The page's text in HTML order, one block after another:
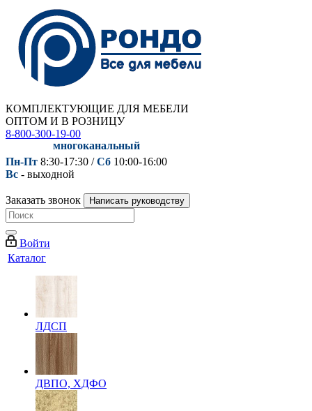
КОМПЛЕКТУЮЩИЕ ДЛЯ МЕБЕЛИ
ОПТОМ И В РОЗНИЦУ
8-800-300-19-00
многоканальный
Пн-Пт 8:30-17:30 /Сб 10:00-16:00
Вс - выходной
Заказать звонок Написать руководству
Войти
Каталог
ЛДСП
ДВПО, ХДФО